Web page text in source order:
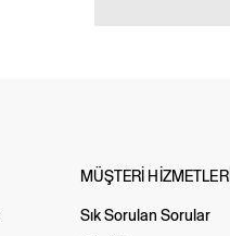
MÜŞTERİ HİZMETLERİ
Sık Sorulan Sorular